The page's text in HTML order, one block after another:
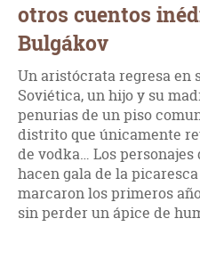
otros cuentos
Bulgákov
Un aristócrata regresa en
Soviética, un hijo y su
penurias de un piso
distrito que únicamente
de vodka… Los personajes
hacen gala de la
marcaron los primeros
sin perder un ápice de